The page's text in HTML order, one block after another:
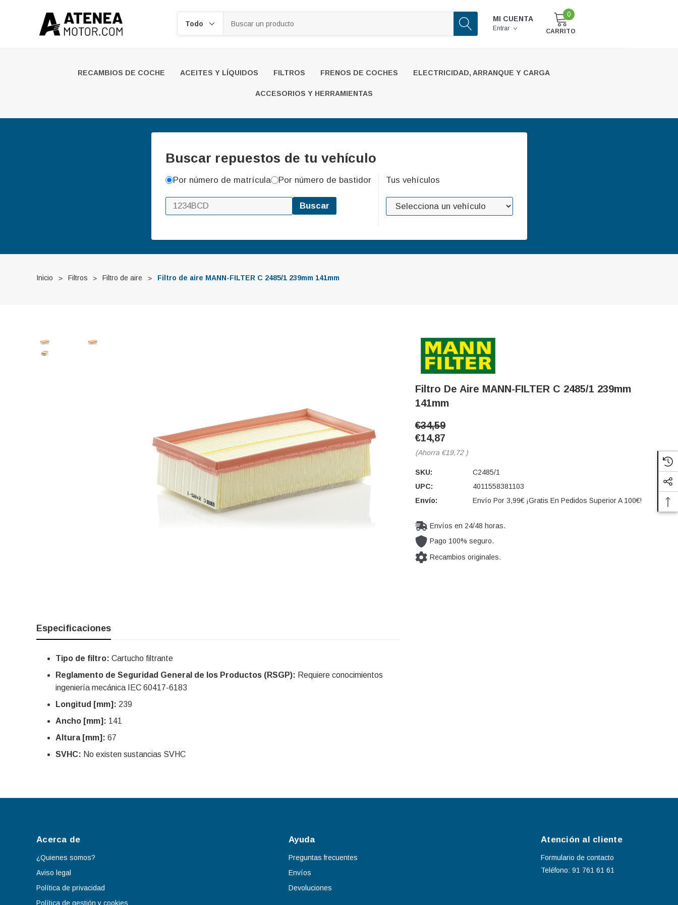
MI CUENTA
Entrar
0
CARRITO
RECAMBIOS DE COCHE ACEITES Y LÍQUIDOS FILTROS FRENOS DE COCHES ELECTRICIDAD, ARRANQUE Y CARGA
ACCESORIOS Y HERRAMIENTAS
Buscar repuestos de tu vehículo
Por número de matrícula Por número de bastidor
Buscar
Tus vehículos
Inicio Filtros Filtro de aire Filtro de aire MANN-FILTER C 2485/1 239mm 141mm
Filtro De Aire MANN-FILTER C 2485/1 239mm
141mm
€34,59
€14,87
(Ahorra €19,72 )
SKU:
C2485/1
UPC:
4011558381103
Envío:
Envío Por 3,99€ ¡Gratis En Pedidos Superior A 100€!
Envíos en 24/48 horas.
Pago 100% seguro.
Recambios originales.
Especificaciones
Tipo de filtro: Cartucho filtrante
Reglamento de Seguridad General de los Productos (RSGP): Requiere conocimientos
ingeniería mecánica IEC 60417-6183
Longitud [mm]: 239
Ancho [mm]: 141
Altura [mm]: 67
SVHC: No existen sustancias SVHC
Acerca de
¿Quienes somos?
Aviso legal
Política de privacidad
Política de gestión y cookies
Ayuda
Preguntas frecuentes
Envíos
Devoluciones
Atención al cliente
Formulario de contacto
Teléfono: 91 761 61 61